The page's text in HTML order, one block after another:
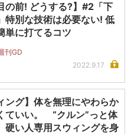
の前! どうする?】#2「下
特別な技術は必要ない! 低
単に打てるコツ
刊GD
2022.9.17
ング】体を無理にやわらか
ていい。 “クルン”っと体
硬い人専用スウィングを身